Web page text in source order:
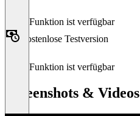
Diese Funktion ist verfügbar
Kostenlose Testversion
Diese Funktion ist verfügbar
Screenshots & Videos